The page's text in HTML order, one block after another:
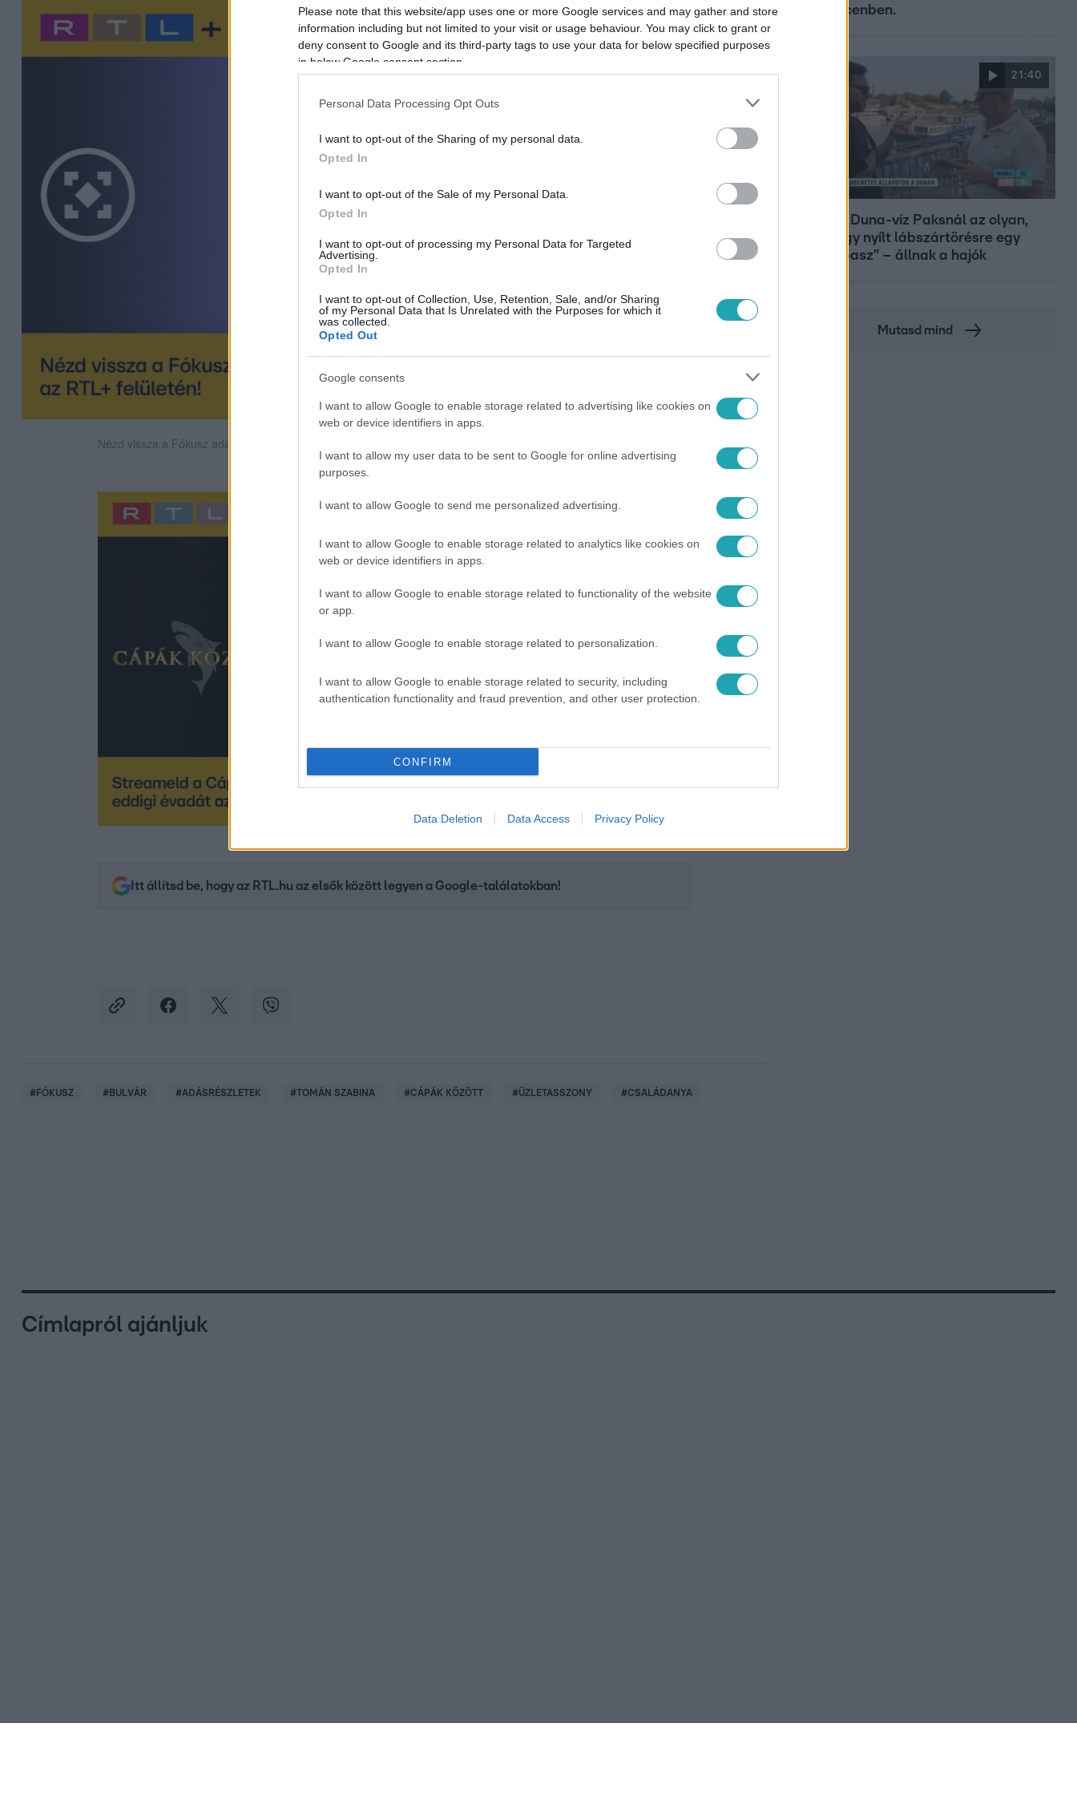
Please note that this website/app uses one or more Google services and may gather and store
information including but not limited to your visit or usage behaviour. You may click to grant or
deny consent to Google and its third-party tags to use your data for below specified purposes
in below Google consent section.
Personal Data Processing Opt Outs
I want to opt-out of the Sharing of my personal data.
Opted In
I want to opt-out of the Sale of my Personal Data.
Opted In
I want to opt-out of processing my Personal Data for Targeted
Advertising.
Opted In
I want to opt-out of Collection, Use, Retention, Sale, and/or Sharing
of my Personal Data that Is Unrelated with the Purposes for which it
was collected.
Opted Out
Google consents
I want to allow Google to enable storage related to advertising like cookies on
web or device identifiers in apps.
I want to allow my user data to be sent to Google for online advertising
purposes.
I want to allow Google to send me personalized advertising.
I want to allow Google to enable storage related to analytics like cookies on
web or device identifiers in apps.
I want to allow Google to enable storage related to functionality of the website
or app.
I want to allow Google to enable storage related to personalization.
I want to allow Google to enable storage related to security, including
authentication functionality and fraud prevention, and other user protection.
CONFIRM
Data Deletion Data Access Privacy Policy
Nézd vissza a Fókusz adásait az RTL+-on!
Itt állítsd be, hogy az RTL.hu az elsők között legyen a Google-találatokban!
#FÓKUSZ #BULVÁR #ADÁSRÉSZLETEK #TOMÁN SZABINA #CÁPÁK KÖZÖTT #ÜZLETASSZONY #CSALÁDANYA
Debrecenben.
21:40
„10 cm Duna-víz Paksnál az olyan,
mint egy nyílt lábszártörésre egy
sebtapasz” – állnak a hajók
Mutasd mind
Címlapról ajánljuk